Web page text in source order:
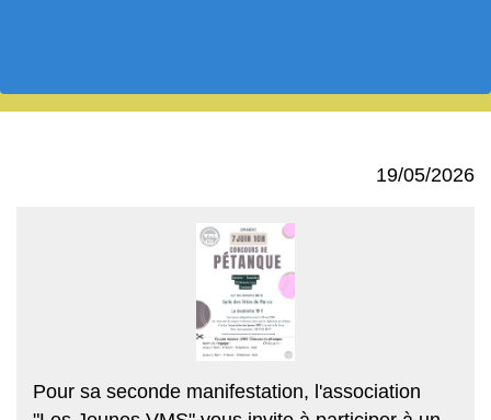
19/05/2026
Pour sa seconde manifestation, l'association